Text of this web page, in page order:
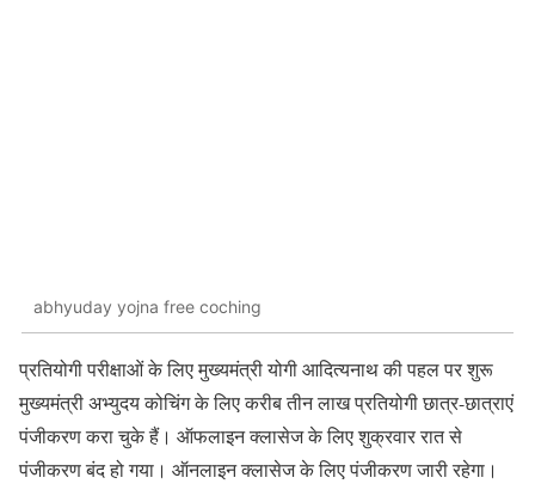
abhyuday yojna free coching
प्रतियोगी परीक्षाओं के लिए मुख्यमंत्री योगी आदित्यनाथ की पहल पर शुरू
मुख्यमंत्री अभ्युदय कोचिंग के लिए करीब तीन लाख प्रतियोगी छात्र-छात्राएं
पंजीकरण करा चुके हैं। ऑफलाइन क्लासेज के लिए शुक्रवार रात से
पंजीकरण बंद हो गया। ऑनलाइन क्लासेज के लिए पंजीकरण जारी रहेगा।